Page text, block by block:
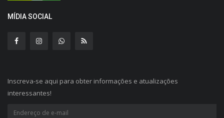
MÍDIA SOCIAL
Inscreva-se aqui para obter informações e atualizações
interessantes!